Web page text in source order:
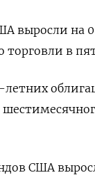
выросли на
торговли в
США